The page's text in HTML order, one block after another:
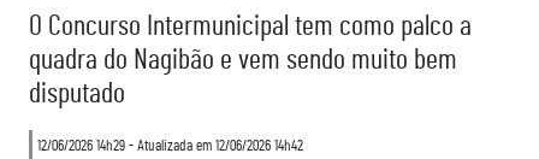
O Concurso Intermunicipal tem como palco a
quadra do Nagibão e vem sendo muito bem
disputado
12/06/2026 14h29 - Atualizada em 12/06/2026 14h42